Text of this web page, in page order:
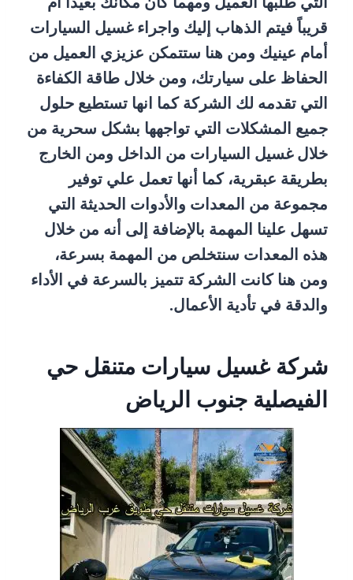
قريباً فيتم الذهاب إليك واجراء غسيل السيارات
أمام عينيك ومن هنا ستتمكن عزيزي العميل من
الحفاظ على سيارتك، ومن خلال طاقة الكفاءة
التي تقدمه لك الشركة كما انها تستطيع حلول
جميع المشكلات التي تواجهها بشكل سحرية من
خلال غسيل السيارات من الداخل ومن الخارج
بطريقة عبقرية، كما أنها تعمل علي توفير
مجموعة من المعدات والأدوات الحديثة التي
تسهل علينا المهمة بالإضافة إلى أنه من خلال
هذه المعدات سنتخلص من المهمة بسرعة،
ومن هنا كانت الشركة تتميز بالسرعة في الأداء
والدقة في تأدية الأعمال.
شركة غسيل سيارات متنقل حي
الفيصلية جنوب الرياض